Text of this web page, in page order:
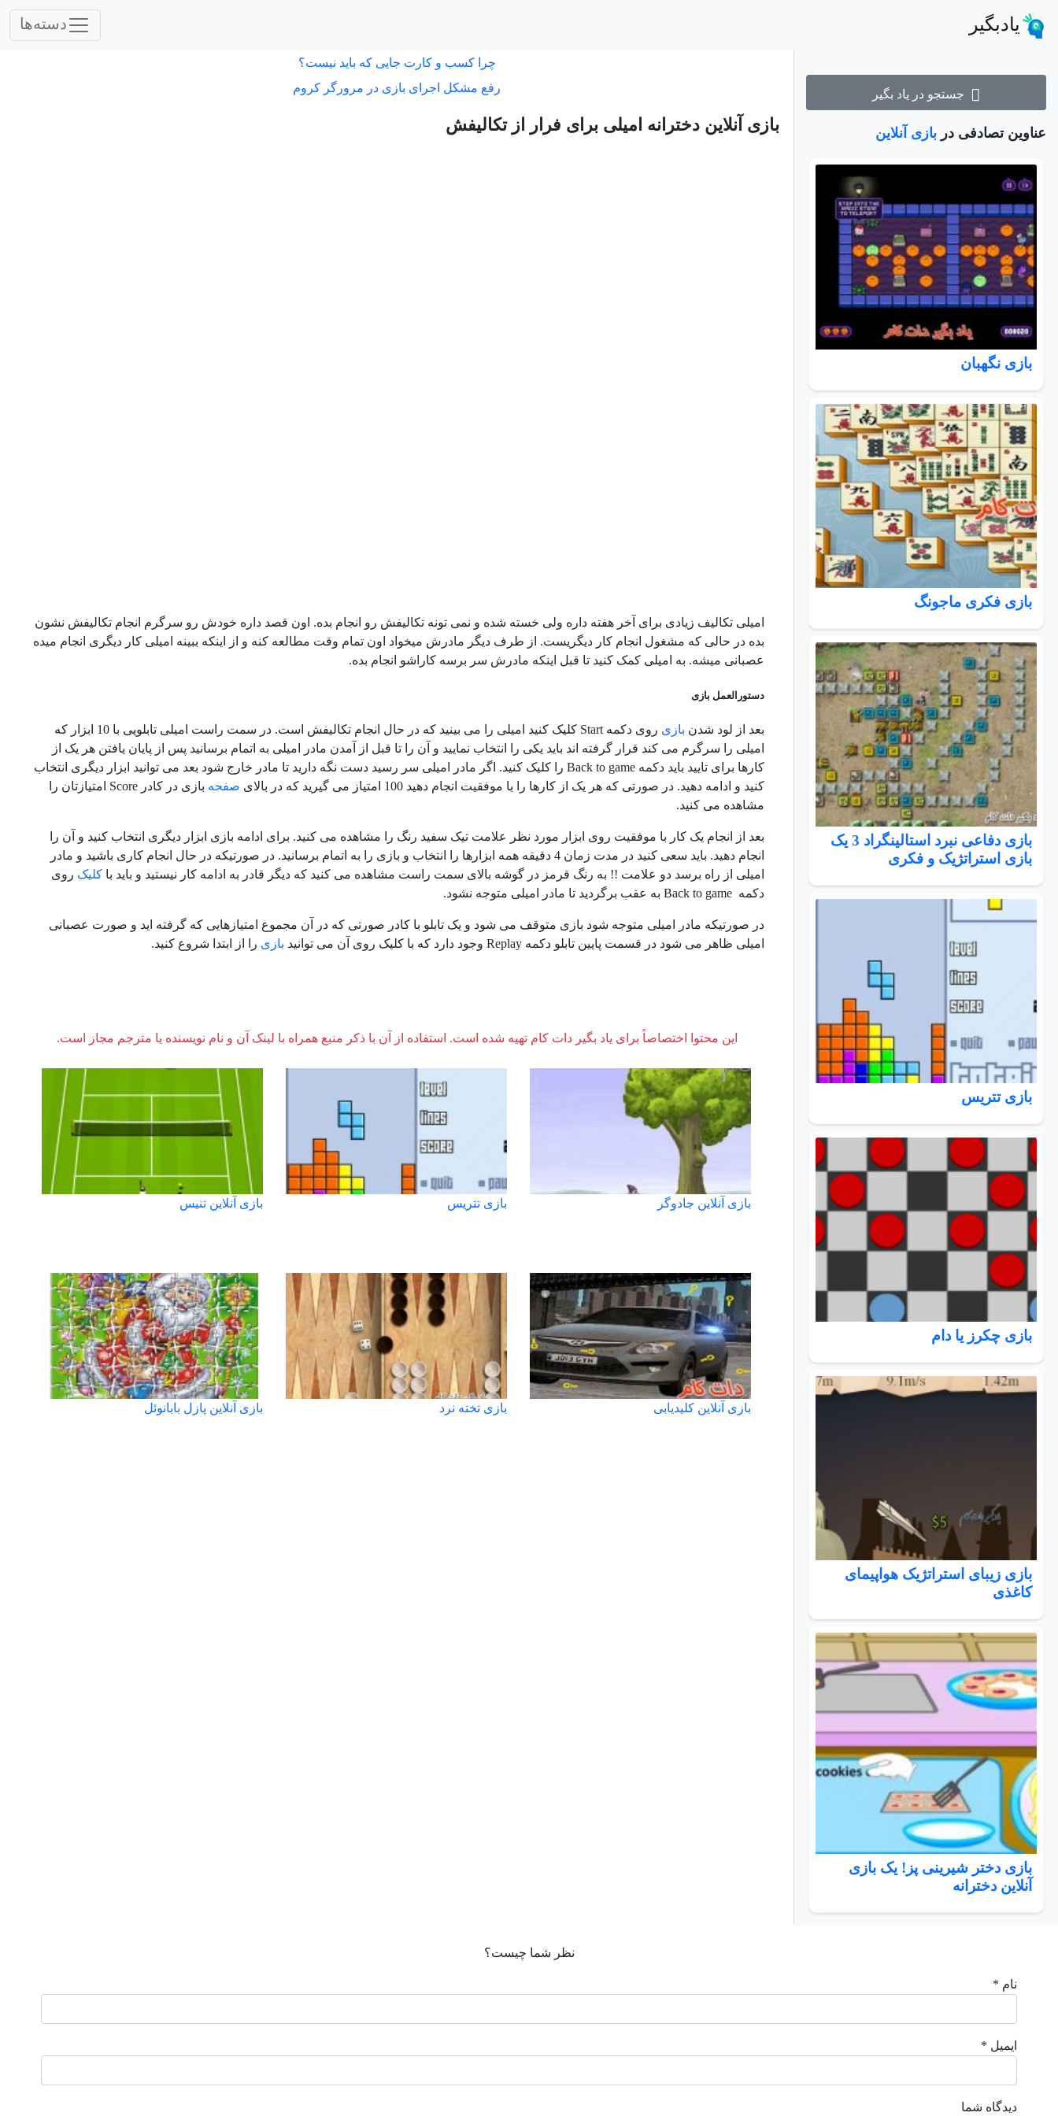
یادبگیر دسته‌ها
جستجو در یاد بگیر
عناوین تصادفی در بازی آنلاین
بازی نگهبان
بازی فکری ماجونگ
بازی دفاعی نبرد استالینگراد 3 یک
بازی استراتژیک و فکری
بازی تتریس
بازی چکرز یا دام
بازی زیبای استراتژیک هواپیمای
کاغذی
بازی دختر شیرینی پز! یک بازی
آنلاین دخترانه
چرا کسب و کارت جایی که باید نیست؟
رفع مشکل اجرای بازی در مرورگر کروم
بازی آنلاین دخترانه امیلی برای فرار از تکالیفش
امیلی تکالیف زیادی برای آخر هفته داره ولی خسته شده و نمی تونه تکالیفش رو انجام بده. اون قصد داره خودش رو سرگرم انجام تکالیفش نشون
بده در حالی که مشغول انجام کار دیگریست. از طرف دیگر مادرش میخواد اون تمام وقت مطالعه کنه و از اینکه ببینه امیلی کار دیگری انجام میده
عصبانی میشه. به امیلی کمک کنید تا قبل اینکه مادرش سر برسه کاراشو انجام بده.
دستورالعمل بازی
بعد از لود شدن بازی روی دکمه Start
کلیک کنید امیلی را می بینید که در حال انجام تکالیفش است. در سمت راست امیلی تابلویی با 10 ابزار که
امیلی را سرگرم می کند قرار گرفته اند باید یکی را انتخاب نمایید و آن را تا قبل از آمدن مادر امیلی به اتمام برسانید پس از پایان یافتن هر یک از
کارها برای تایید باید دکمه
را کلیک کنید. اگر مادر امیلی سر رسید دست نگه دارید تا مادر خارج شود بعد می توانید ابزار دیگری انتخاب
کنید و ادامه دهید. در صورتی که هر یک از کارها را با موفقیت انجام دهید 100 امتیاز می گیرید که در بالای
صفحه بازی در کادر Score امتیازتان را
مشاهده می کنید.
بعد از انجام یک کار با موفقیت روی ابزار مورد نظر علامت تیک سفید رنگ را مشاهده می کنید. برای ادامه بازی ابزار دیگری انتخاب کنید و آن را
انجام دهید. باید سعی کنید در مدت زمان 4 دقیقه همه ابزارها را انتخاب و بازی را به اتمام برسانید. در صورتیکه در حال انجام کاری باشید و مادر
امیلی از راه برسد دو علامت !! به رنگ قرمز در گوشه بالای سمت راست مشاهده می کنید که دیگر قادر به ادامه کار نیستید و باید با کلیک روی
دکمه Back to gameبه عقب برگردید تا مادر امیلی متوجه نشود.
در صورتیکه مادر امیلی متوجه شود بازی متوقف می شود و یک تابلو با کادر صورتی که در آن مجموع امتیازهایی که گرفته اید و صورت عصبانی
امیلی ظاهر می شود در قسمت پایین تابلو دکمه
وجود دارد که با کلیک روی آن می توانید بازی را از ابتدا شروع کنید.
این محتوا اختصاصاً برای یاد بگیر دات کام تهیه شده است. استفاده از آن با ذکر منبع همراه با لینک آن و نام نویسنده یا مترجم مجاز است.
بازی آنلاین جادوگر بازی تتریس بازی آنلاین تنیس
بازی آنلاین کلیدیابی بازی تخته نرد بازی آنلاین پازل بابانوئل
نظر شما چیست؟
نام *
ایمیل *
دیدگاه شما